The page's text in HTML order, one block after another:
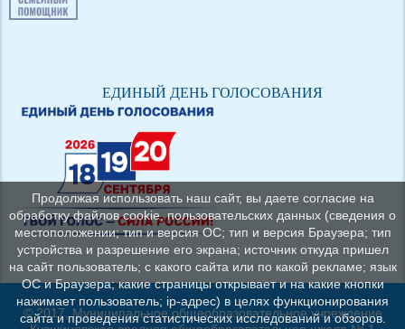
ЕДИНЫЙ ДЕНЬ ГОЛОСОВАНИЯ
© 2017, Муниципальное общеобразовательное учреждение
Продолжая использовать наш сайт, вы даете согласие на
обработку файлов cookie, пользовательских данных (сведения о
местоположении; тип и версия ОС; тип и версия Браузера; тип
устройства и разрешение его экрана; источник откуда пришел
на сайт пользователь; с какого сайта или по какой рекламе; язык
ОС и Браузера; какие страницы открывает и на какие кнопки
нажимает пользователь; ip-адрес) в целях функционирования
сайта и проведения статистических исследований и обзоров.